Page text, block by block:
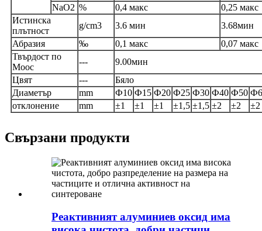
NaO2 % 0,4 макс
0,25 макс
Истинска
плътност
g/cm3 3.6 мин
3.68мин
Абразия
‰ 0,1 макс
0,07 макс
Твърдост по
Моос
---
9.00мин
Цвят
---
Бяло
Диаметър
mm Ф10 Ф15 Ф20 Ф25 Ф30 Ф40 Ф50
отклонение
mm ±1 ±1 ±1 ±1,5 ±1,5 ±2 ±2 ±2
Свързани продукти
Реактивният алуминиев оксид има